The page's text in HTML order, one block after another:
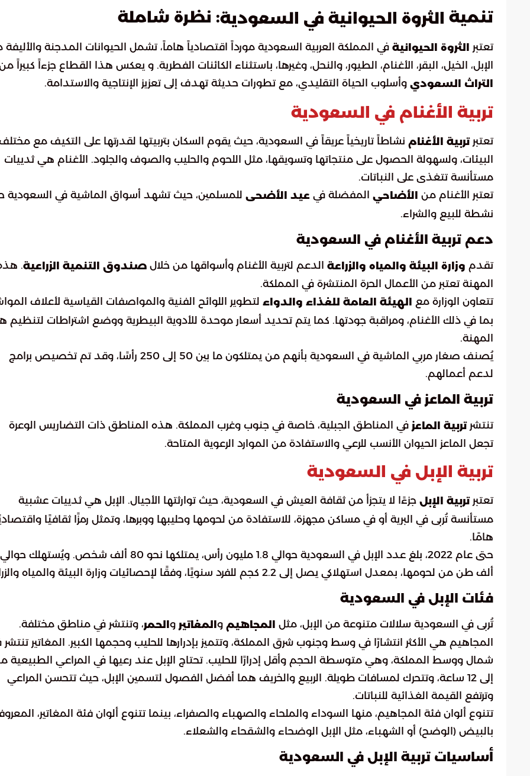
تنمية الثروة الحيوانية في السعودية: نظرة شاملة
تعتبر الثروة الحيوانية في المملكة العربية السعودية مورداً اقتصادياً هاماً، تشمل الحيوانات المدجنة والأليفة
الإبل، الخيل، البقر، الأغنام، الطيور، والنحل، وغيرها، باستثناء الكائنات الفطرية. و يعكس هذا القطاع جزءاً كبيراً
التراث السعودي وأسلوب الحياة التقليدي، مع تطورات حديثة تهدف إلى تعزيز الإنتاجية والاستدامة.
تربية الأغنام في السعودية
تعتبرتربية الأغنام نشاطاً تاريخياً عريقاً في السعودية، حيث يقوم السكان بتربيتها لقدرتها على التكيف مع
البيئات، ولسهولة الحصول على منتجاتها وتسويقها، مثل اللحوم والحليب والصوف والجلود. الأغنام هي ثدييات
مستأنسة تتغذى على النباتات.
تعتبر الأغنام من
الأضاحي المفضلة في عيد الأضحى للمسلمين، حيث تشهد أسواق الماشية في السعودية
نشطة للبيع والشراء.
دعم تربية الأغنام في السعودية
تقدم وزارة البيئة والمياه والزراعة الدعم لتربية الأغنام وأسواقها من خلال صندوق التنمية الزراعية.
المهنة تعتبر من الأعمال الحرة المنتشرة في المملكة.
تتعاون الوزارة مع
الهيئة العامة للغذاء والدواء لتطوير اللوائح الفنية والمواصفات القياسية لأعلاف
بما في ذلك الأغنام، ومراقبة جودتها. كما يتم تحديد أسعار موحدة للأدوية البيطرية ووضع اشتراطات لتنظيم
المهنة.
يُصنف صغار مربي الماشية في السعودية بأنهم من يمتلكون ما بين 50 إلى 250 رأسًا، وقد تم تخصيص برامج
لدعم أعمالهم.
تربية الماعز في السعودية
تنتشرتربية الماعز في المناطق الجبلية، خاصة في جنوب وغرب المملكة. هذه المناطق ذات التضاريس الوعرة
تجعل الماعز الحيوان الأنسب للرعي والاستفادة من الموارد الرعوية المتاحة.
تربية الإبل في السعودية
تعتبرتربية الإبل جزءًا لا يتجزأ من ثقافة العيش في السعودية، حيث توارثتها الأجيال. الإبل هي ثدييات عشبية
مستأنسة تُربى في البرية أو في مساكن مجهزة، للاستفادة من لحومها وحليبها ووبرها، وتمثل رمزًا ثقافيًا
هامًا.
ألف طن من لحومها، بمعدل استهلاكي يصل إلى 2.2 كجم للفرد سنويًا، وفقًا لإحصائيات وزارة البيئة والمياه والزراعة.
فئات الإبل في السعودية
تُربى في السعودية سلالات متنوعة من الإبل، مثل المجاهيم و المغاتير و الحمر، وتنتشر في مناطق مختلفة.
المجاهيم هي الأكثر انتشارًا في وسط وجنوب شرق المملكة، وتتميز بإدرارها للحليب وحجمها الكبير. المغاتير
إلى 12 ساعة، وتتحرك لمسافات طويلة. الربيع والخريف هما أفضل الفصول لتسمين الإبل، حيث تتحسن المراعي
وترتفع القيمة الغذائية للنباتات.
تتنوع ألوان فئة المجاهيم، منها السوداء والملحاء والصهباء والصفراء، بينما تتنوع ألوان فئة المغاتير،
بالبيض (الوضح) أو الشهباء، مثل الإبل الوضحاء والشقحاء والشعلاء.
أساسيات تربية الإبل في السعودية